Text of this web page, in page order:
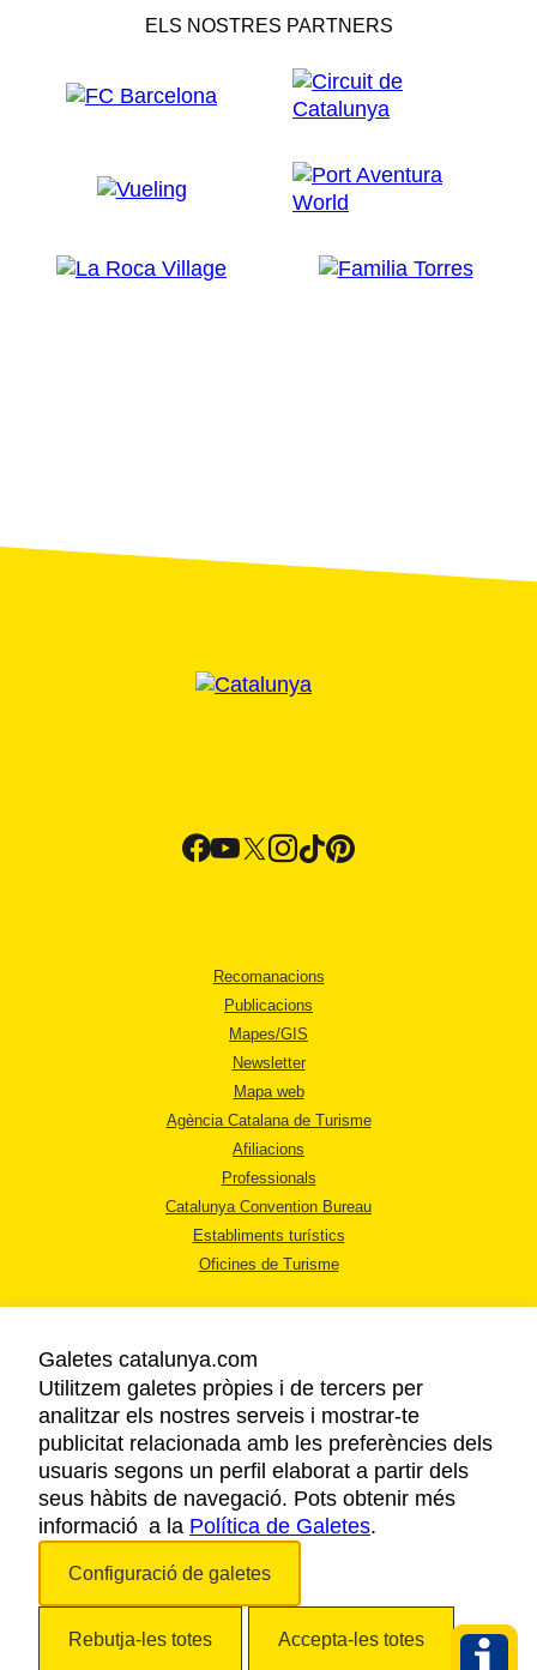
ELS NOSTRES PARTNERS
Recomanacions
Publicacions
Mapes/GIS
Newsletter
Mapa web
Agència Catalana de Turisme
Afiliacions
Professionals
Catalunya Convention Bureau
Establiments turístics
Oficines de Turisme
AVÍS LEGAL
POLÍTICA DE PRIVACITAT
COOKIES
ACCESSIBILITAT
Galetes catalunya.com
Utilitzem galetes pròpies i de tercers per
analitzar els nostres serveis i mostrar-te
publicitat relacionada amb les preferències dels
usuaris segons un perfil elaborat a partir dels
seus hàbits de navegació. Pots obtenir més
informació a la Política de Galetes.
Configuració de galetes
Rebutja-les totes Accepta-les totes